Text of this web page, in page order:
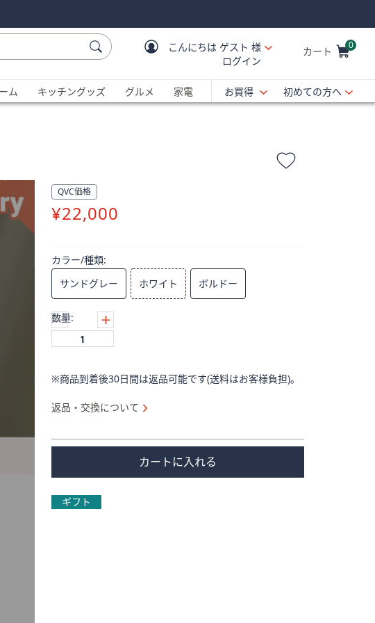
こんにちは ゲスト 様
ログイン
カート 0
ム キッチングッズ グルメ 家電 お買得 初めての方へ
QVC価格
削
¥22,000
カラー/種類:
サンドグレー
ホワイト ボルドー
数量:
※商品到着後30日間は返品可能です(送料はお客様負担)。
返品・交換について
カートに入れる
ギフト